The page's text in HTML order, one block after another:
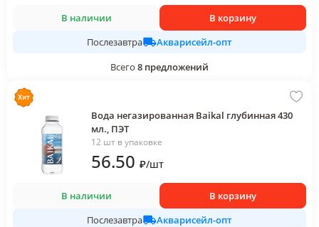
В наличии
В корзину
Послезавтра
Акварисейл-опт
Всего 8 предложений
Вода негазированная Baikal глубинная 430
мл., ПЭТ
12 шт в упаковке
56.50 ₽/шт
В наличии
В корзину
Послезавтра
Акварисейл-опт